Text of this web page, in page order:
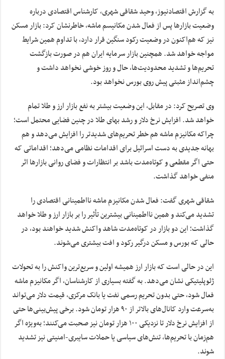
به گزارش اقتصادنیوز، وحید شقاقی شهری، کارشناس اقتصادی درباره
وضعیت بازارها پس از فعال شدن مکانیسم ماشه، خاطرنشان کرد: بازار مسکن
نیز که هم‌اکنون در وضعیت رکود سنگین قرار دارد، با تداوم همین شرایط
مواجه خواهد شد. همچنین بازار سرمایه ایران هم در صورت بازگشت
تحریم‌ها و تشدید محدودیت‌ها، حال و روز خوشی نخواهد داشت و
چشم‌انداز مثبتی پیش روی بورس نخواهد بود.
وی تصریح کرد: در مقابل، این وضعیت بیشتر به نفع بازار ارز و طلا تمام
خواهد شد. افزایش نرخ دلار و رشد بهای طلا در چنین فضایی محتمل است؛
چراکه مکانیزم ماشه هم خطر تحریم‌های شدیدتر را افزایش می‌دهد و هم
بهانه جدیدی به دست اسرائیل برای اقدامات نظامی می‌دهد؛ اقداماتی که
حتی اگر مقطعی و کوتاه‌مدت باشد بر انتظارات و فضای روانی بازارها اثر
منفی خواهد گذاشت.
شقاقی شهری گفت: فعال شدن مکانیزم ماشه نااطمینانی اقتصادی را
تشدید می‌کند و همین نااطمینانی بیشترین تأثیر را بر بازار ارز و طلا خواهد
گذاشت؛ این دو بازار در کوتاه‌مدت شاهد واکنش شدید خواهند بود، در
حالی که بورس و مسکن درگیر رکود و افت بیشتری می‌شوند.
این در حالی است که بازار ارز همیشه اولین و سریع‌ترین واکنش را به تحولات
ژئوپلیتیکی نشان می‌دهد. به گفته بسیاری از کارشناسان، اگر مکانیزم ماشه
فعال شود، حتی بدون تحریم رسمی نفت یا بانک مرکزی، قیمت دلار می‌تواند
به‌سرعت وارد کانال‌های بالاتر از ۹۰ هزار تومان شود. برخی پیش‌بینی‌ها حتی
از افزایش نرخ دلار تا نزدیکی ۱۰۰ هزار تومان نیز صحبت می‌کنند؛ به‌ویژه اگر
هم‌زمان با تحریم‌ها، تنش‌های سیاسی یا حملات سایبری-امنیتی نیز تشدید
شوند.